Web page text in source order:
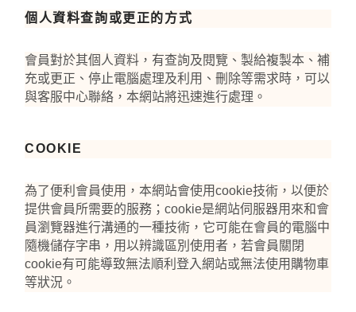
個人資料查詢或更正的方式
會員對於其個人資料，有查詢及閱覽、製給複製本、補
充或更正、停止電腦處理及利用、刪除等需求時，可以
與客服中心聯絡，本網站將迅速進行處理。
COOKIE
為了便利會員使用，本網站會使用cookie技術，以便於
提供會員所需要的服務；cookie是網站伺服器用來和會
員瀏覽器進行溝通的一種技術，它可能在會員的電腦中
隨機儲存字串，用以辨識區別使用者，若會員關閉
cookie有可能導致無法順利登入網站或無法使用購物車
等狀況。